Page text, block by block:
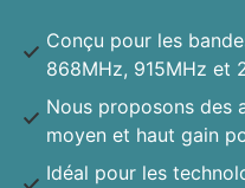
Conçu pour les
868MHz, 915MHz et
Nous proposons des
moyen et haut gain
Idéal pour les